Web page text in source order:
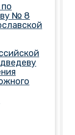
№ 8